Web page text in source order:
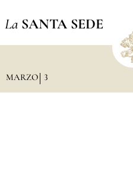
La SANTA SEDE
MARZO 3